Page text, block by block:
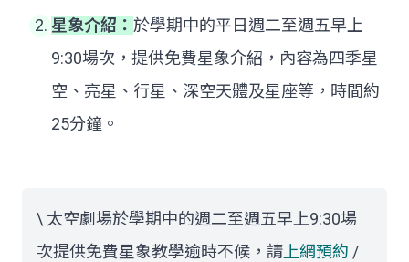
星象介紹： 於學期中的平日週二至週五早上
9:30場次，提供免費星象介紹，內容為四季星
空、亮星、行星、深空天體及星座等，時間約
25分鐘。
\ 太空劇場於學期中的週二至週五早上9:30場
次提供免費星象教學逾時不候，請 上網預約 /